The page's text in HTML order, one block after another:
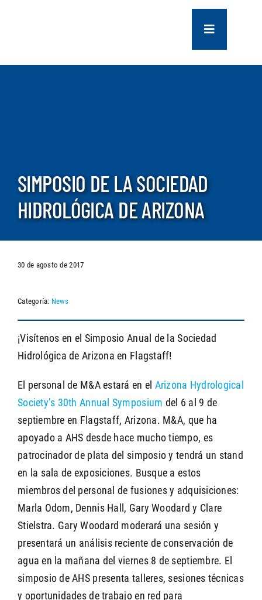
Navegación
de
palanca
COMPANY
CONTACT US
NEWS
SIMPOSIO DE LA SOCIEDAD
HIDROLÓGICA DE ARIZONA
30 de agosto de 2017
Categoría: News
¡Visítenos en el Simposio Anual de la Sociedad
Hidrológica de Arizona en Flagstaff!
El personal de M&A estará en el Arizona Hydrological
Society’s 30th Annual Symposium del 6 al 9 de
septiembre en Flagstaff, Arizona. M&A, que ha
apoyado a AHS desde hace mucho tiempo, es
patrocinador de plata del simposio y tendrá un stand
en la sala de exposiciones. Busque a estos
miembros del personal de fusiones y adquisiciones:
Marla Odom, Dennis Hall, Gary Woodard y Clare
Stielstra. Gary Woodard moderará una sesión y
presentará un análisis reciente de conservación de
agua en la mañana del viernes 8 de septiembre. El
simposio de AHS presenta talleres, sesiones técnicas
y oportunidades de trabajo en red para